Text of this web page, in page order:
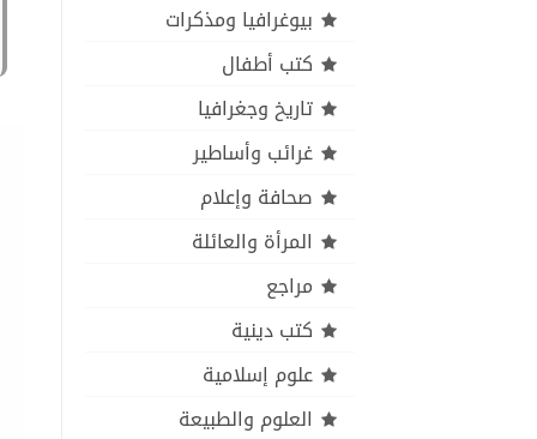
بيوغرافيا ومذكرات
كتب أطفال
تاريخ وجغرافيا
غرائب وأساطير
صحافة وإعلام
المرأة والعائلة
مراجع
كتب دينية
علوم إسلامية
العلوم والطبيعة